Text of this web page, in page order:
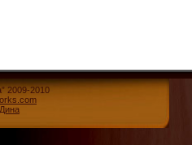
2009-2010